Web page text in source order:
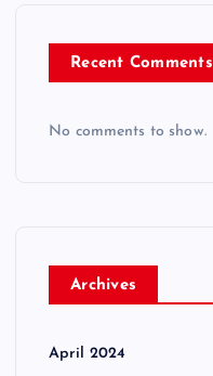
Recent Comments
No comments to show.
Archives
April 2024